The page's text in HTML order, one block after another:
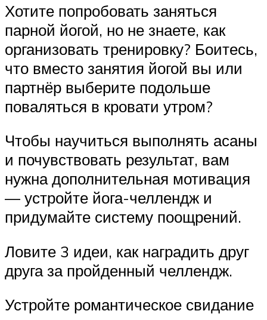
Хотите попробовать заняться
парной йогой, но не знаете, как
организовать тренировку? Боитесь,
что вместо занятия йогой вы или
партнёр выберите подольше
поваляться в кровати утром?
Чтобы научиться выполнять асаны
и почувствовать результат, вам
нужна дополнительная мотивация
— устройте йога-челлендж и
придумайте систему поощрений.
Ловите 3 идеи, как наградить друг
друга за пройденный челлендж.
Устройте романтическое свидание